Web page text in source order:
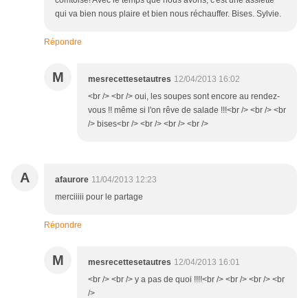
qui va bien nous plaire et bien nous réchauffer. Bises. Sylvie.
Répondre
M mesrecettesetautres 12/04/2013 16:02
<br /> <br /> oui, les soupes sont encore au rendez-
vous !! même si l'on rêve de salade !!!<br /> <br /> <br
/> bises<br /> <br /> <br /> <br />
A afaurore 11/04/2013 12:23
merciiiii pour le partage
Répondre
M mesrecettesetautres 12/04/2013 16:01
<br /> <br /> y a pas de quoi !!!!<br /> <br /> <br /> <br
/>